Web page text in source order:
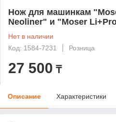
Нож для машинкам
Neoliner" и "Moser
Нет в наличии
Код: 1584-7231
Розница
27 500 ₸
Описание Характеристики